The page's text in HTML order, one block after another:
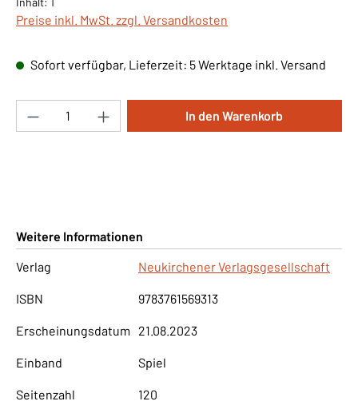
Preise inkl. MwSt. zzgl. Versandkosten
Sofort verfügbar, Lieferzeit: 5 Werktage inkl. Versand
Produkt Anzahl: Gib den gewünschten
In den Warenkorb
Weitere Informationen
Verlag
Neukirchener Verlagsgesellschaft
ISBN 9783761569313
Erscheinungsdatum 21.08.2023
Einband Spiel
Seitenzahl 120